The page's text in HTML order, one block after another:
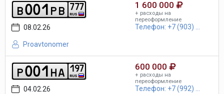
b001p b RUS
777
08.02.26
Proavtonomer
1 600 000
+ расходы на
переоформление
Телефон: +7 (903) ...
p001ha RUS
197
04.02.26
600 000
+ расходы на
переоформление
Телефон: +7 (992) ...